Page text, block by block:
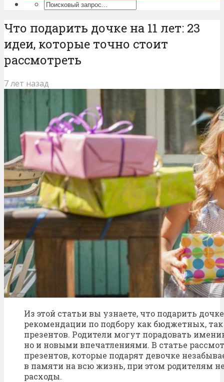
Что подарить дочке на 11 лет: 23
идеи, которые точно стоит
рассмотреть
7 лет назад
Из этой статьи вы узнаете, что подарить
рекомендации по подбору как бюджетных,
презентов. Родители могут порадовать
но и новыми впечатлениями. В статье
презентов, которые подарят девочке
в памяти на всю жизнь, при этом родителям
расходы.